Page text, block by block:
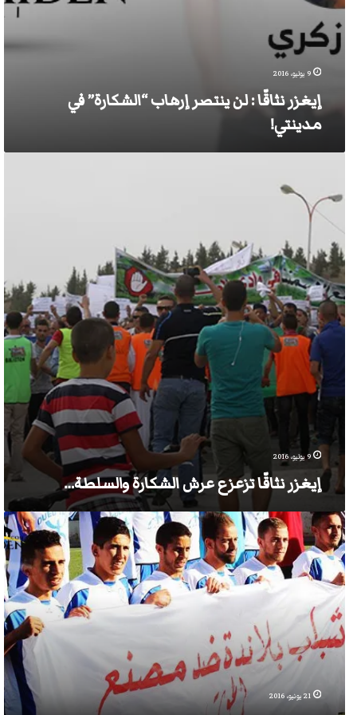
9 يوليو، 2016
إيغزر نثاقّا : لن ينتصر إرهاب “الشكارة” في
مدينتي!
تزعزع
الشكارة
والسلطة…
9 يوليو، 2016
إيغزر نثاقّا تزعزع عرش الشكارة والسلطة…
إيغزر
نثاقا:
المعركة
البيئية
تتواصل
بطعم
كروي
21 يونيو، 2016